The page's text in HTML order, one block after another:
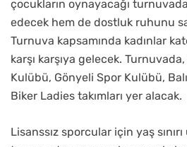
çocukların oynayacağı
edecek hem de dostluk ruhunu
Turnuva kapsamında kadınlar
karşı karşıya gelecek.
Kulübü, Gönyeli Spor Kulübü,
Biker Ladies takımları yer alacak.
Lisanssız sporcular için yaş